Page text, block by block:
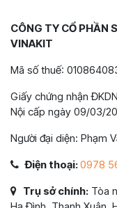
CÔNG TY CỔ PHẦN
VINAKIT
Mã số thuế:
Giấy chứng nhận
Nội cấp ngày 09/03/
Người đại diện: Phạm
Điện thoại:0978
Trụ sở chính: Tòa